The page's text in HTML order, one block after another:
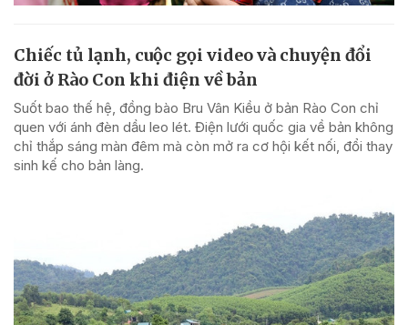
Chiếc tủ lạnh, cuộc gọi video và chuyện đổi
đời ở Rào Con khi điện về bản
Suốt bao thế hệ, đồng bào Bru Vân Kiều ở bản Rào Con chỉ
quen với ánh đèn dầu leo lét. Điện lưới quốc gia về bản không
chỉ thắp sáng màn đêm mà còn mở ra cơ hội kết nối, đổi thay
sinh kế cho bản làng.